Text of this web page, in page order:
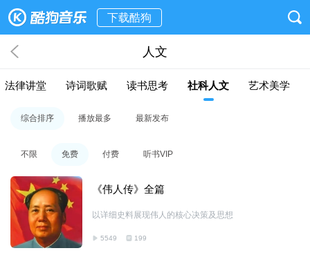
下载酷狗
人文
法律讲堂 诗词歌赋 读书思考 社科人文 艺术美学
综合排序 播放最多 最新发布
不限 免费 付费 听书VIP
《伟人传》全篇
以详细史料展现伟人的核心决策及思想
5549 199